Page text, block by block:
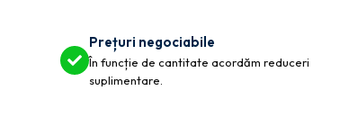
Prețuri negociabile
În funcție de cantitate acordăm reduceri
suplimentare.